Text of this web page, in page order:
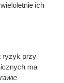
ich
ryzyk przy
ma